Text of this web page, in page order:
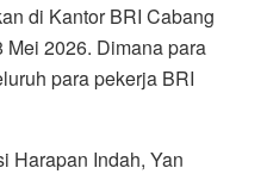
di Kantor BRI Cabang
2026. Dimana para
para pekerja BRI
Harapan Indah, Yan